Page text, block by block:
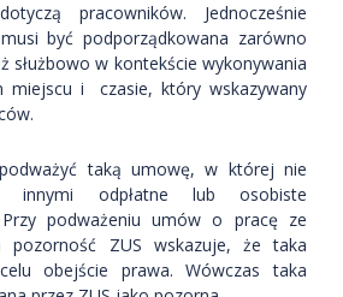
pracowników. Jednocześnie
być podporządkowana zarówno
służbowo w kontekście wykonywania
miejscu i czasie, który wskazywany
taką umowę, w której nie
innymi odpłatne lub osobiste
Przy podważeniu umów o pracę ze
pozorność ZUS wskazuje, że taka
obejście prawa. Wówczas taka